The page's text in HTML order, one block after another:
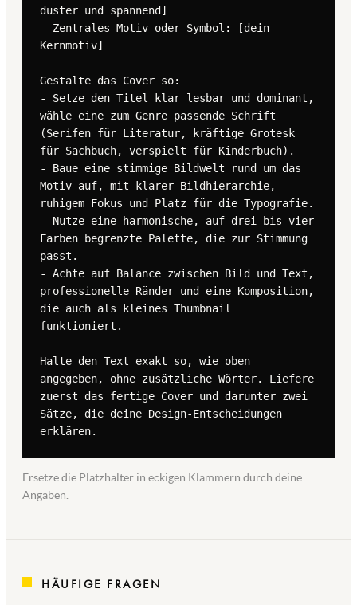
düster und spannend]
- Zentrales Motiv oder Symbol: [dein
Kernmotiv]
Gestalte das Cover so:
- Setze den Titel klar lesbar und dominant,
wähle eine zum Genre passende Schrift
(Serifen für Literatur, kräftige Grotesk
für Sachbuch, verspielt für Kinderbuch).
- Baue eine stimmige Bildwelt rund um das
Motiv auf, mit klarer Bildhierarchie,
ruhigem Fokus und Platz für die Typografie.
- Nutze eine harmonische, auf drei bis vier
Farben begrenzte Palette, die zur Stimmung
passt.
- Achte auf Balance zwischen Bild und Text,
professionelle Ränder und eine Komposition,
die auch als kleines Thumbnail
funktioniert.
Halte den Text exakt so, wie oben
angegeben, ohne zusätzliche Wörter. Liefere
zuerst das fertige Cover und darunter zwei
Sätze, die deine Design-Entscheidungen
erklären.
Ersetze die Platzhalter in eckigen Klammern durch deine
Angaben.
HÄUFIGE FRAGEN